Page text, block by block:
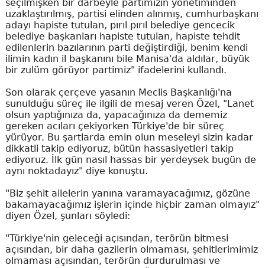
seçilmişken bir darbeyle partimizin yönetiminden
uzaklaştırılmış, partisi elinden alınmış, cumhurbaşkanı
adayı hapiste tutulan, pırıl pırıl belediye gencecik
belediye başkanları hapiste tutulan, hapiste tehdit
edilenlerin bazılarının parti değiştirdiği, benim kendi
ilimin kadın il başkanını bile Manisa'da aldılar, büyük
bir zulüm görüyor partimiz" ifadelerini kullandı.
Son olarak çerçeve yasanın Meclis Başkanlığı'na
sunulduğu süreç ile ilgili de mesaj veren Özel, "Lanet
olsun yaptığınıza da, yapacağınıza da dememiz
gereken acıları çekiyorken Türkiye'de bir süreç
yürüyor. Bu şartlarda emin olun meseleyi sizin kadar
dikkatli takip ediyoruz, bütün hassasiyetleri takip
ediyoruz. İlk gün nasıl hassas bir yerdeysek bugün de
aynı noktadayız" diye konuştu.
"Biz şehit ailelerin yanına varamayacağımız, gözüne
bakamayacağımız işlerin içinde hiçbir zaman olmayız"
diyen Özel, şunları söyledi:
"Türkiye'nin geleceği açısından, terörün bitmesi
açısından, bir daha gazilerin olmaması, şehitlerimimiz
olmaması açısından, terörün durdurulması ve